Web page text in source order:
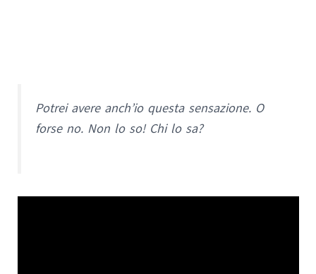
Potrei avere anch’io questa sensazione. O
forse no. Non lo so! Chi lo sa?